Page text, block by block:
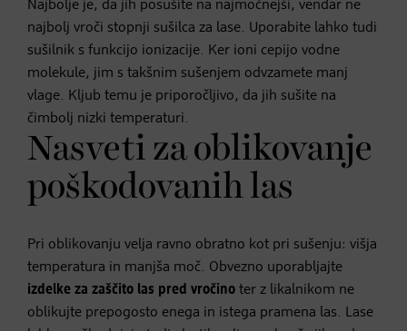
Najbolje je, da jih posušite na najmočnejši, vendar ne
najbolj vroči stopnji sušilca za lase. Uporabite lahko tudi
sušilnik s funkcijo ionizacije. Ker ioni cepijo vodne
molekule, jim s takšnim sušenjem odvzamete manj
vlage. Kljub temu je priporočljivo, da jih sušite na
čimbolj nizki temperaturi.
Nasveti za oblikovanje
poškodovanih las
Pri oblikovanju velja ravno obratno kot pri sušenju: višja
temperatura in manjša moč. Obvezno uporabljajte
izdelke za zaščito las pred vročino ter z likalnikom ne
oblikujte prepogosto enega in istega pramena las. Lase